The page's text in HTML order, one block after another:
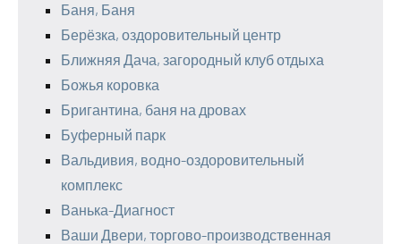
Баня, Баня
Берёзка, оздоровительный центр
Ближняя Дача, загородный клуб отдыха
Божья коровка
Бригантина, баня на дровах
Буферный парк
Вальдивия, водно-оздоровительный
комплекс
Ванька-Диагност
Ваши Двери, торгово-производственная